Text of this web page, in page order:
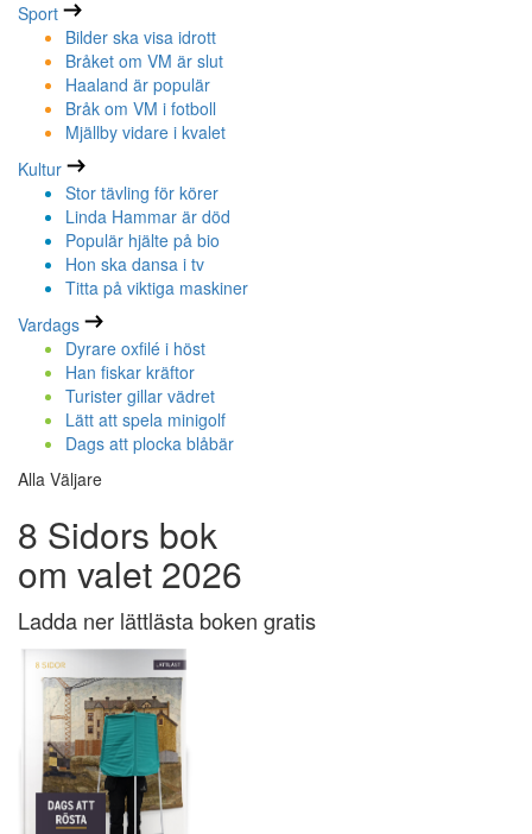
Sport
Bilder ska visa idrott
Bråket om VM är slut
Haaland är populär
Bråk om VM i fotboll
Mjällby vidare i kvalet
Kultur
Stor tävling för körer
Linda Hammar är död
Populär hjälte på bio
Hon ska dansa i tv
Titta på viktiga maskiner
Vardags
Dyrare oxfilé i höst
Han fiskar kräftor
Turister gillar vädret
Lätt att spela minigolf
Dags att plocka blåbär
Alla Väljare
8 Sidors bok
om valet 2026
Ladda ner lättlästa boken gratis